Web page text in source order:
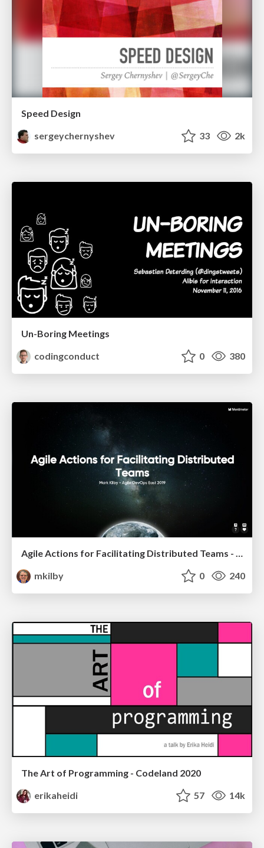
Speed Design
sergeychernyshev
33 2k
Un-Boring Meetings
codingconduct
0 380
Agile Actions for Facilitating Distributed Teams - ADO2019
mkilby
0 240
The Art of Programming - Codeland 2020
erikaheidi
57 14k